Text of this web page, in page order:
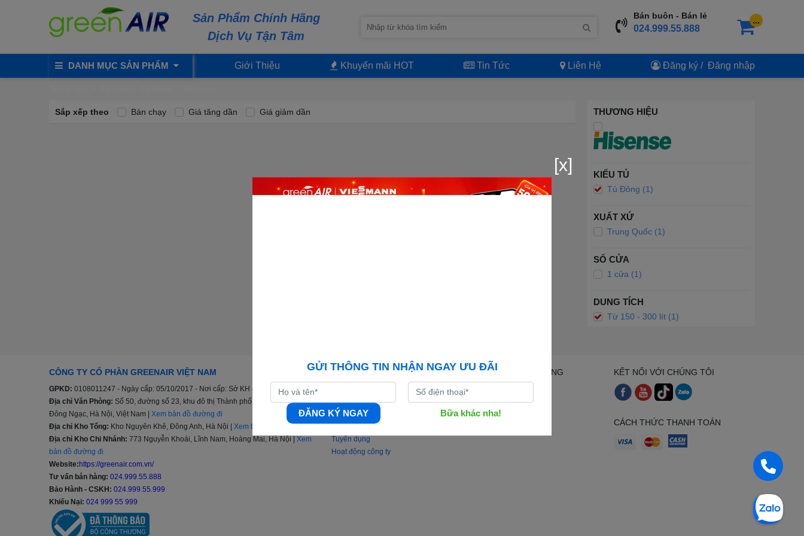
Sản Phẩm Chính Hãng
Dịch Vụ Tận Tâm
Bán buôn - Bán lẻ
024.999.55.888
...
DANH MỤC SẢN PHẨM Giới Thiệu Khuyến mãi HOT Tin Tức Liên Hệ Đăng ký / Đăng nhập
Sắp xếp theo Bán chạy Giá tăng dần Giá giảm dần THƯƠNG HIỆU
KIỂU TỦ
Tủ Đông (1)
XUẤT XỨ
Trung Quốc (1)
SỐ CỬA
1 cửa (1)
DUNG TÍCH
Từ 150 - 300 lít (1)
CÔNG TY CỔ PHẦN GREENAIR VIỆT NAM
GPKD: 0108011247 - Ngày cấp: 05/10/2017 - Nơi cấp: Sở KH & ĐT TP.Hà Nội
Địa chỉ Văn Phòng: Số 50, đường số 23, khu đô thị Thành phố Giao Lưu, phường
Đông Ngạc, Hà Nội, Việt Nam | Xem bản đồ đường đi
Địa chỉ Kho Tổng: Kho Nguyên Khê, Đông Anh, Hà Nội | Xem bản đồ đường đi
Địa chỉ Kho Chi Nhánh: 773 Nguyễn Khoái, Lĩnh Nam, Hoàng Mai, Hà Nội | Xem
bản đồ đường đi
Website: https://greenair.com.vn/
Tư vấn bán hàng: 024.999.55.888
Bảo Hành - CSKH: 024.999.55.999
Khiếu Nại: 024 999 55 999
THÔNG TIN
Tin khuyến mại
Tư vấn tiêu dùng
Kinh nghiệm, mẹo vặt
Tuyển dụng
Hoạt động công ty
HỖ TRỢ KHÁCH HÀNG
Chính sách vận chuyển
Chính sách bảo hành
KẾT NỐI VỚI CHÚNG TÔI
CÁCH THỨC THANH TOÁN
[x]
GỬI THÔNG TIN NHẬN NGAY ƯU ĐÃI
ĐĂNG KÝ NGAY Bữa khác nha!